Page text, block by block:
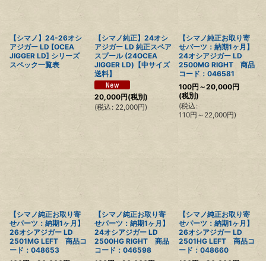
【シマノ】24-26オシ
アジガー LD [OCEA
JIGGER LD] シリーズ
スペック一覧表
【シマノ純正】24オシ
アジガー LD 純正スペア
スプール (24OCEA
JIGGER LD)【中サイズ
送料】
20,000円(税別)
(税込 : 22,000円)
【シマノ純正お取り寄
せパーツ：納期1ヶ月】
24オシアジガー LD
2500MG RIGHT 商品
コード：046581
100円 ～20,000円
(税別)
(税込 :
110円 ～22,000円)
【シマノ純正お取り寄
せパーツ：納期1ヶ月】
26オシアジガー LD
2501MG LEFT 商品コ
ード：048653
【シマノ純正お取り寄
せパーツ：納期1ヶ月】
24オシアジガー LD
2500HG RIGHT 商品
コード：046598
【シマノ純正お取り寄
せパーツ：納期1ヶ月】
26オシアジガー LD
2501HG LEFT 商品コ
ード：048660